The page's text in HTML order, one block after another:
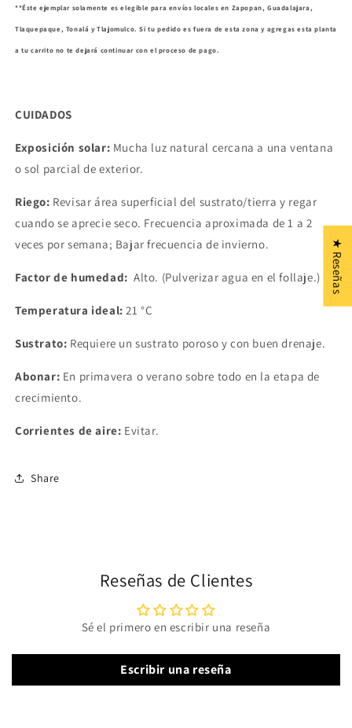
**Éste ejemplar solamente es elegible para envíos locales en Zapopan, Guadalajara,
Tlaquepaque, Tonalá y Tlajomulco. Si tu pedido es fuera de esta zona y agregas esta planta
a tu carrito no te dejará continuar con el proceso de pago.
CUIDADOS
Exposición solar: Mucha luz natural cercana a una ventana
o sol parcial de exterior.
Riego: Revisar área superficial del sustrato/tierra y regar
cuando se aprecie seco. Frecuencia aproximada de 1 a 2
veces por semana; Bajar frecuencia de invierno.
Factor de humedad: Alto. (Pulverizar agua en el follaje.)
Temperatura ideal: 21 °C
Sustrato: Requiere un sustrato poroso y con buen drenaje.
Abonar: En primavera o verano sobre todo en la etapa de
crecimiento.
Corrientes de aire: Evitar.
Share
Reseñas de Clientes
Sé el primero en escribir una reseña
Escribir una reseña
★ Reseñas